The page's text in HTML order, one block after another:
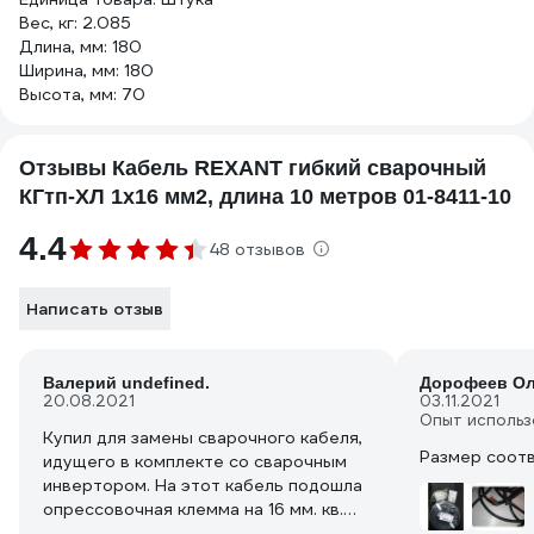
Вес, кг: 2.085
Длина, мм: 180
Ширина, мм: 180
Высота, мм: 70
Отзывы Кабель REXANT гибкий сварочный
КГтп-ХЛ 1х16 мм2, длина 10 метров 01-8411-10
4.4 48 отзывов
Написать отзыв
Валерий undefined.
20.08.2021
Купил для замены сварочного кабеля,
идущего в комплекте со сварочным
инвертором. На этот кабель подошла
опрессовочная клемма на 16 мм. кв.
Дорофеев
03.11.2021
Опыт
Размер